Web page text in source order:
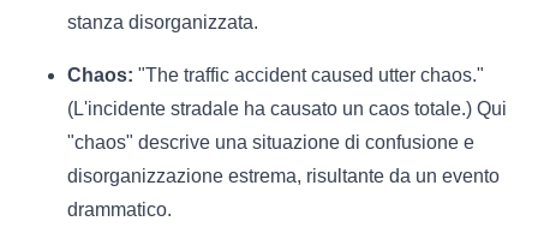
stanza disorganizzata.
Chaos: "The traffic accident caused utter chaos."
(L'incidente stradale ha causato un caos totale.) Qui
"chaos" descrive una situazione di confusione e
disorganizzazione estrema, risultante da un evento
drammatico.